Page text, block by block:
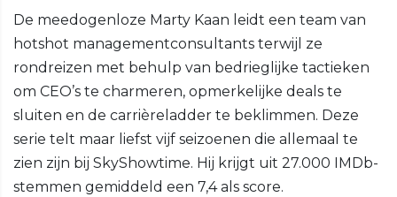
De meedogenloze Marty Kaan leidt een team van
hotshot managementconsultants terwijl ze
rondreizen met behulp van bedrieglijke tactieken
om CEO’s te charmeren, opmerkelijke deals te
sluiten en de carrièreladder te beklimmen. Deze
serie telt maar liefst vijf seizoenen die allemaal te
zien zijn bij SkyShowtime. Hij krijgt uit 27.000 IMDb-
stemmen gemiddeld een 7,4 als score.